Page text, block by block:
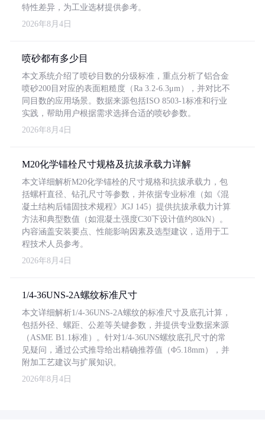
特性差异，为工业选材提供参考。
2026年8月4日
喷砂都有多少目
本文系统介绍了喷砂目数的分级标准，重点分析了铝合金
喷砂200目对应的表面粗糙度（Ra 3.2-6.3μm），并对比不
同目数的应用场景。数据来源包括ISO 8503-1标准和行业
实践，帮助用户根据需求选择合适的喷砂参数。
2026年8月4日
M20化学锚栓尺寸规格及抗拔承载力详解
本文详细解析M20化学锚栓的尺寸规格和抗拔承载力，包
括螺杆直径、钻孔尺寸等参数，并依据专业标准（如《混
凝土结构后锚固技术规程》JGJ 145）提供抗拔承载力计算
方法和典型数值（如混凝土强度C30下设计值约80kN）。
内容涵盖安装要点、性能影响因素及选型建议，适用于工
程技术人员参考。
2026年8月4日
1/4-36UNS-2A螺纹标准尺寸
本文详细解析1/4-36UNS-2A螺纹的标准尺寸及底孔计算，
包括外径、螺距、公差等关键参数，并提供专业数据来源
（ASME B1.1标准）。针对1/4-36UNS螺纹底孔尺寸的常
见疑问，通过公式推导给出精确推荐值（Φ5.18mm），并
附加工艺建议与扩展知识。
2026年8月4日